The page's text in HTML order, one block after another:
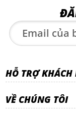
HỖ TRỢ KHÁCH
VỀ CHÚNG TÔI